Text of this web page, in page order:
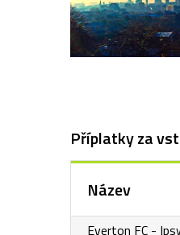
Příplatky za
Název
Everton FC -